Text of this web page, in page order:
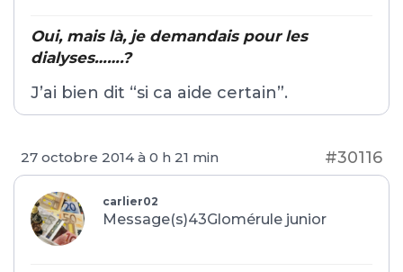
Oui, mais là, je demandais pour les
dialyses…….?
J’ai bien dit “si ca aide certain”.
27 octobre 2014 à 0 h 21 min #30116
carlier02
Message(s)43Glomérule junior